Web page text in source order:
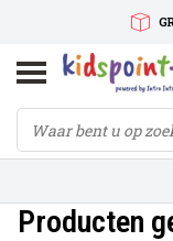
Producten